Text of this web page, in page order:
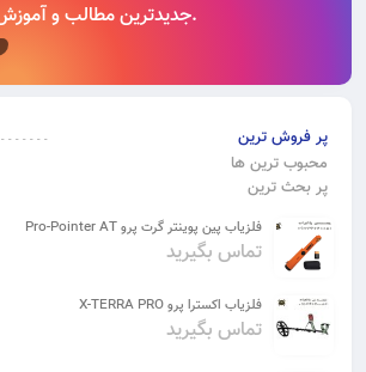
جدیدترین مطالب و آموزش‌ ها در اینستاگرام.
پر فروش ترین
محبوب ترین ها
پر بحث ترین
فلزیاب پین پوینتر گرت پرو Pro-Pointer AT
تماس بگیرید
فلزیاب اکسترا پرو X-TERRA PRO
تماس بگیرید